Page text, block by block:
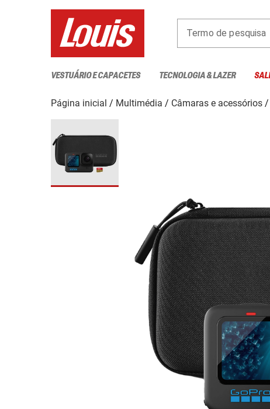
Termo de pesquisa
VESTUÁRIO E CAPACETES TECNOLOGIA & LAZER
Página inicial Multimédia Câmaras e acessórios